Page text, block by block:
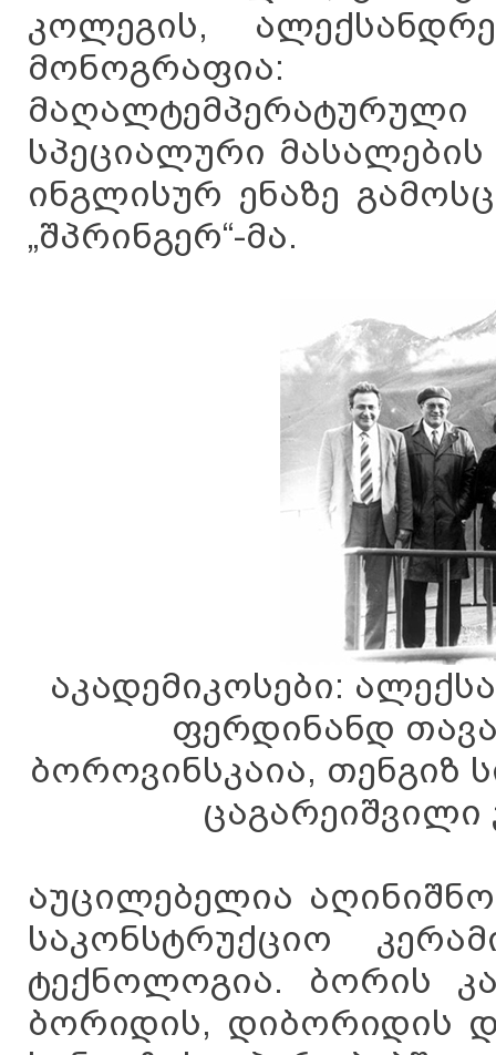
კოლეგის,
მონოგრაფია:
სპეციალური
ინგლისურ ენაზე
„შპრინგერ“-მა.
აკადემიკოსები:
ფერდინანდ
ბოროვინსკაია, თენგიზ
აუცილებელია
საკონსტრუქციო
ტექნოლოგია. ბორის
ბორიდის, დიბორიდის